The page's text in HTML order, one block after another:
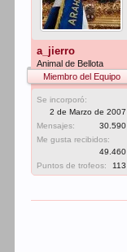
a_jierro
Animal de Bellota
Miembro del Equipo
Se incorporó:
2 de Marzo de 2007
Mensajes:
30.590
Me gusta recibidos:
49.460
Puntos de trofeos:
113